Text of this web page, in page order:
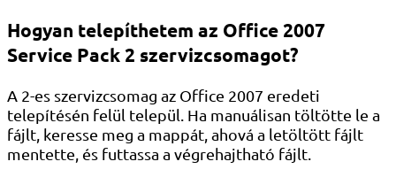
Hogyan telepíthetem az Office 2007
Service Pack 2 szervizcsomagot?
A 2-es szervizcsomag az Office 2007 eredeti
telepítésén felül települ. Ha manuálisan töltötte le a
fájlt, keresse meg a mappát, ahová a letöltött fájlt
mentette, és futtassa a végrehajtható fájlt.